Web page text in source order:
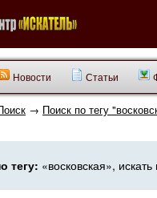
Новости Статьи
→ Поиск по тегу
тегу: «восковская», искать